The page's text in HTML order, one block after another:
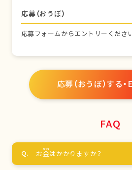
応募（おうぼ）
応募フォームからエントリーくださ
応募（おうぼ）する
FAQ
お金はかかりますか？